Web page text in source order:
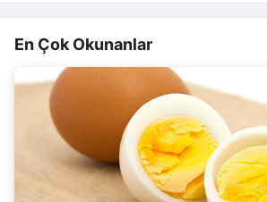
En Çok Okunanlar